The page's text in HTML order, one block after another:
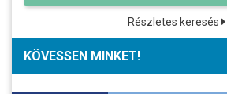
Részletes keresés
KÖVESSEN MINKET!